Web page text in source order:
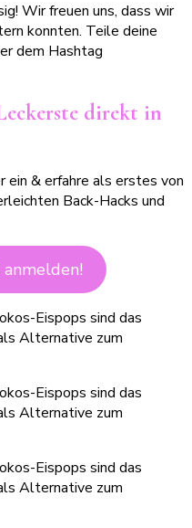
Wir freuen uns, dass wir
konnten. Teile deine
dem Hashtag
direkt in
ein & erfahre als erstes von
Back-Hacks und